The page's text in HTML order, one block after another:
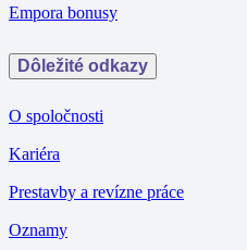
Empora bonusy
Dôležité odkazy
O spoločnosti
Kariéra
Prestavby a revízne práce
Oznamy